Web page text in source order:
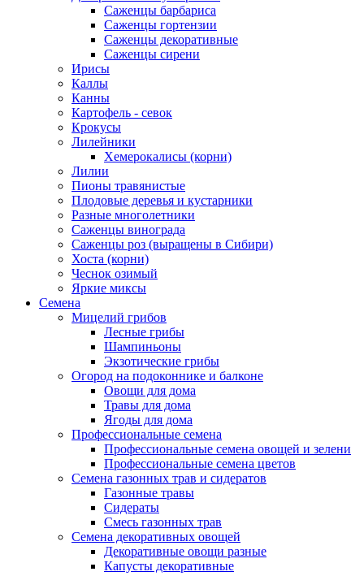
Саженцы барбариса
Саженцы гортензии
Саженцы декоративные
Саженцы сирени
Ирисы
Каллы
Канны
Картофель - севок
Крокусы
Лилейники
Хемерокалисы (корни)
Лилии
Пионы травянистые
Плодовые деревья и кустарники
Разные многолетники
Саженцы винограда
Саженцы роз (выращены в Сибири)
Хоста (корни)
Чеснок озимый
Яркие миксы
Семена
Мицелий грибов
Лесные грибы
Шампиньоны
Экзотические грибы
Огород на подоконнике и балконе
Овощи для дома
Травы для дома
Ягоды для дома
Профессиональные семена
Профессиональные семена овощей и зелени
Профессиональные семена цветов
Семена газонных трав и сидератов
Газонные травы
Сидераты
Смесь газонных трав
Семена декоративных овощей
Декоративные овощи разные
Капусты декоративные